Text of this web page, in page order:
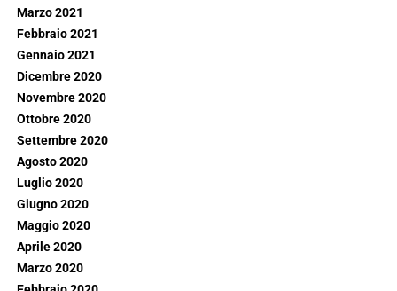
Marzo 2021
Febbraio 2021
Gennaio 2021
Dicembre 2020
Novembre 2020
Ottobre 2020
Settembre 2020
Agosto 2020
Luglio 2020
Giugno 2020
Maggio 2020
Aprile 2020
Marzo 2020